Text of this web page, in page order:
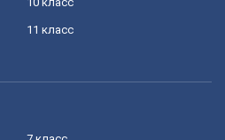
11 класс